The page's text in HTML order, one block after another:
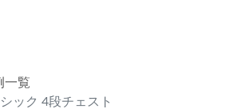
一覧
ック 4段チェスト